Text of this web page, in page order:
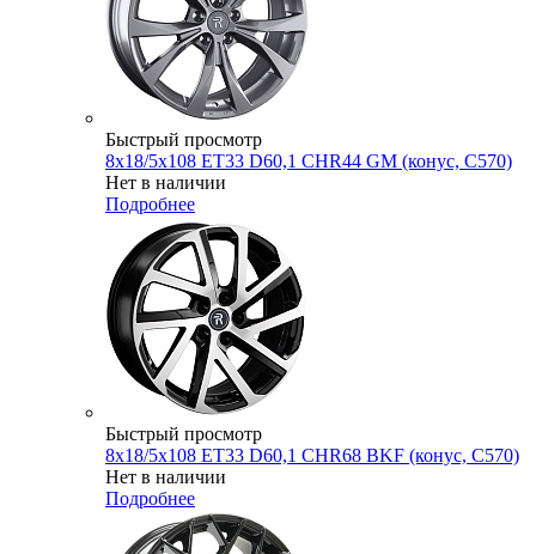
Быстрый просмотр
8x18/5x108 ET33 D60,1 CHR44 GM (конус, C570)
Нет в наличии
Подробнее
Быстрый просмотр
8x18/5x108 ET33 D60,1 CHR68 BKF (конус, C570)
Нет в наличии
Подробнее